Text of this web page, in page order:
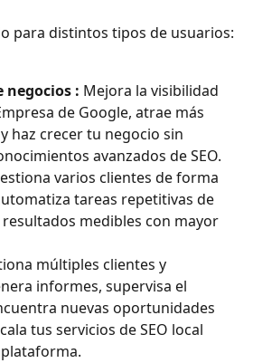
para distintos tipos de usuarios:
negocios : Mejora la visibilidad
de Google, atrae más
haz crecer tu negocio sin
avanzados de SEO.
varios clientes de forma
tareas repetitivas de
resultados medibles con mayor
múltiples clientes y
informes, supervisa el
nuevas oportunidades
tus servicios de SEO local